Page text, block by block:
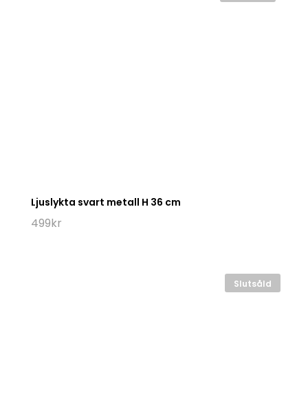
Ljuslykta svart metall H 36 cm
499kr
Slutsåld